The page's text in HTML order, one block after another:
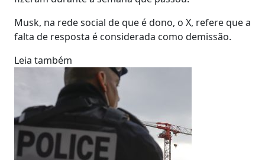
Musk, na rede social de que é dono, o X, refere que a
falta de resposta é considerada como demissão.
Leia também